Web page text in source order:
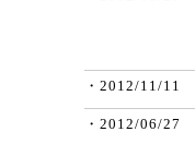
・2012/11/11
・2012/06/27